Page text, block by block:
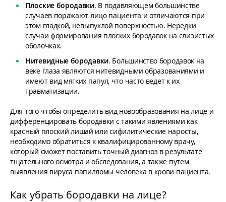
Плоские бородавки. В подавляющем большинстве
случаев поражают лицо пациента и отличаются при
этом гладкой, невыпуклой поверхностью. Нередки
случаи формирования плоских бородавок на слизистых
оболочках.
Нитевидные бородавки. Большинство бородавок на
веке глаза являются нитевидными образованиями и
имеют вид мягких папул, что часто ведет к их
травматизации.
Для того чтобы определить вид новообразования на лице и
дифференцировать бородавки с такими явлениями как
красный плоский лишай или сифилитические наросты,
необходимо обратиться к квалифицированному врачу,
который сможет поставить точный диагноз в результате
тщательного осмотра и обследования, а также путем
выявления вируса папилломы человека в крови пациента.
Как убрать бородавки на лице?